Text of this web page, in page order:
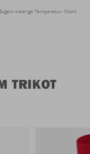
niedrige Temperatur Nicht
TRIKOT